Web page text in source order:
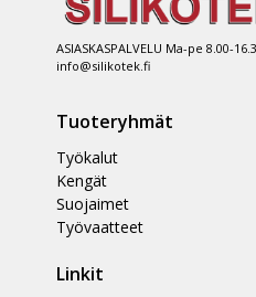
ASIASKASPALVELU Ma-pe 8.00-
info@silikotek.fi
Tuoteryhmät
Työkalut
Kengät
Suojaimet
Työvaatteet
Linkit